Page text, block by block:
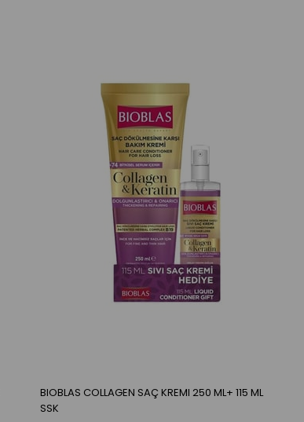
BIOBLAS COLLAGEN SAÇ KREMI 250 ML+ 115 ML
SSK